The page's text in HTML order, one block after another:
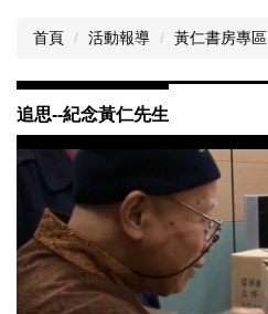
首頁 活動報導 黃仁書房專區
追思--紀念黃仁先生